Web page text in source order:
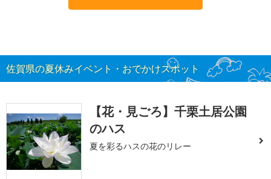
佐賀県の夏休みイベント・おでかけスポット
【花・見ごろ】千栗土居公園
のハス
夏を彩るハスの花のリレー